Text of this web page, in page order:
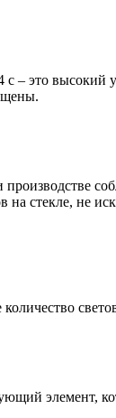
с – это
на стекле, не
элемент,